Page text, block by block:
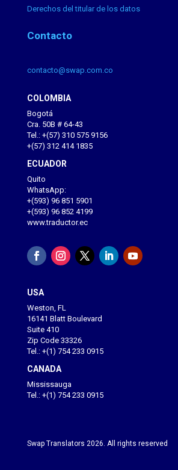
Derechos del titular de los datos
Contacto
contacto@swap.com.co
COLOMBIA
Bogotá
Cra. 50B # 64-43
Tel.: +(57) 310 575 9156
+(57) 312 414 1835
ECUADOR
Quito
WhatsApp:
+(593) 96 851 5901
+(593) 96 852 4199
www.traductor.ec
USA
Weston, FL
16141 Blatt Boulevard
Suite 410
Zip Code 33326
Tel.: +(1) 754 233 0915
CANADA
Mississauga
Tel.: +(1) 754 233 0915
Swap Translators 2026. All rights reserved